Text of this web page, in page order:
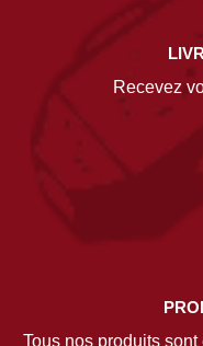
Recevez
Tous nos produits